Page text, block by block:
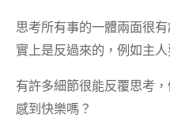
思考所有事的一體兩面很
實上是反過來的，例如主
有許多細節很能反覆思考
感到快樂嗎？